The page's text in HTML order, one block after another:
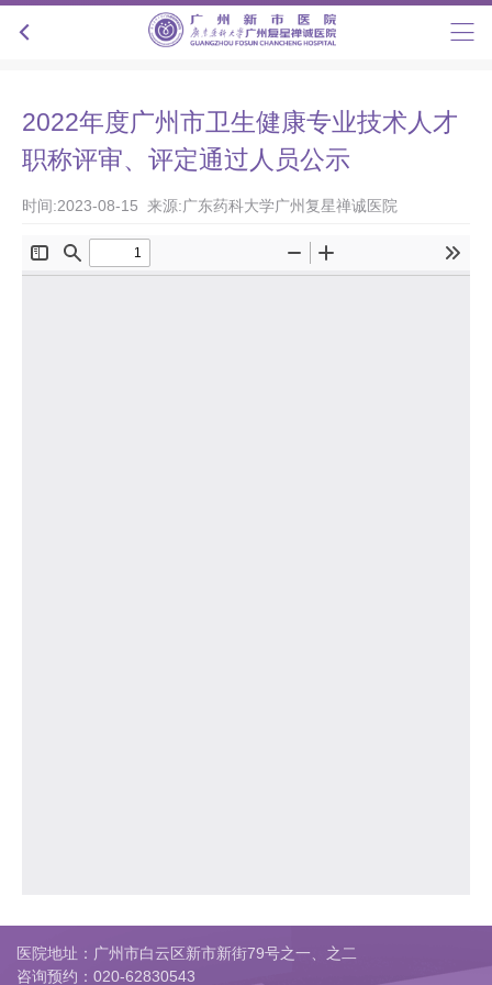
2022年度广州市卫生健康专业技术人才
职称评审、评定通过人员公示
时间:2023-08-15 来源:广东药科大学广州复星禅诚医院
医院地址：广州市白云区新市新街79号之一、之二
咨询预约： 020-62830543